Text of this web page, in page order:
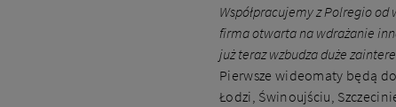
Współpracujemy z Polregio
firma otwarta na wdrażanie
już teraz wzbudza duże
Pierwsze wideomaty będą
Łodzi, Świnoujściu,